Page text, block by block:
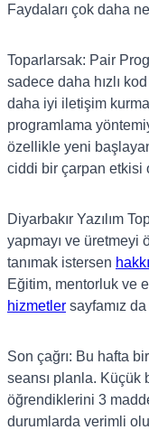
Faydaları çok daha
Toparlarsak: Pair
sadece daha hızlı
daha iyi iletişim
programlama
özellikle yeni
ciddi bir çarpan etkisi
Diyarbakır Yazılım
yapmayı ve üretmeyi
tanımak istersen
Eğitim, mentorluk ve
hizmetler sayfamız
Son çağrı: Bu hafta
seansı planla. Küçük
öğrendiklerini 3
durumlarda verimli